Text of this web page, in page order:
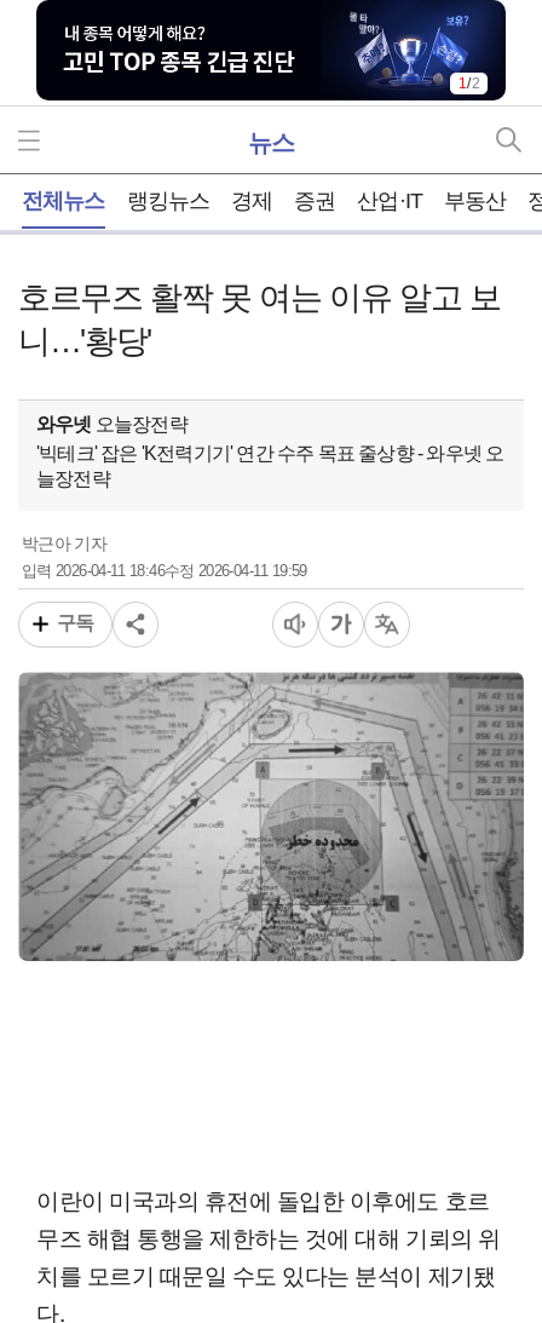
1/2
뉴스
전체뉴스 랭킹뉴스 경제 증권 산업·IT 부동산
호르무즈 활짝 못 여는 이유 알고 보
니…'황당'
와우넷 오늘장전략
'빅테크' 잡은 'K전력기기' 연간 수주 목표 줄상향 - 와우넷 오
늘장전략
박근아 기자
입력 2026-04-11 18:46수정 2026-04-11 19:59
구독
이란이 미국과의 휴전에 돌입한 이후에도 호르
무즈 해협 통행을 제한하는 것에 대해 기뢰의 위
치를 모르기 때문일 수도 있다는 분석이 제기됐
다.